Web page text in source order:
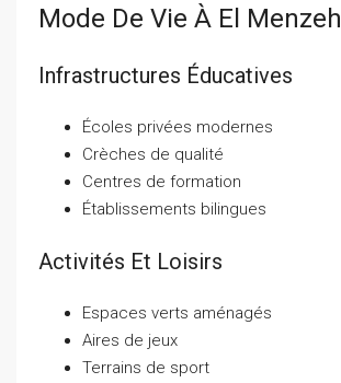
Mode De Vie À El Menzeh
Infrastructures Éducatives
Écoles privées modernes
Crèches de qualité
Centres de formation
Établissements bilingues
Activités Et Loisirs
Espaces verts aménagés
Aires de jeux
Terrains de sport